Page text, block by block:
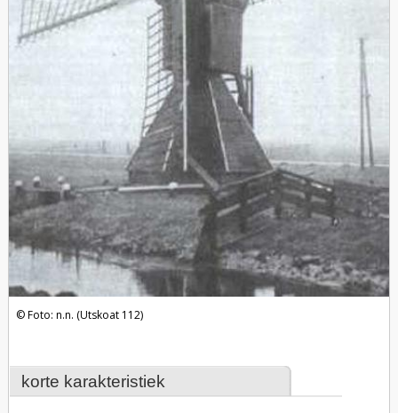
korte karakteristiek
Foto: n.n. (Utskoat 112)